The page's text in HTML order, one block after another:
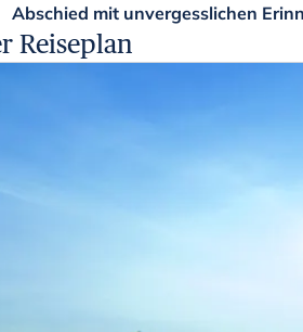
Abschied mit unvergesslichen
Reiseplan